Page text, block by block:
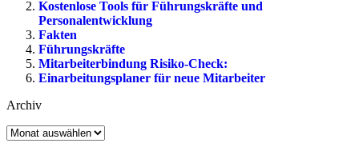
Kostenlose Tools für Führungskräfte und
Personalentwicklung
Fakten
Führungskräfte
Mitarbeiterbindung Risiko-Check:
Einarbeitungsplaner für neue Mitarbeiter
Archiv
Archiv